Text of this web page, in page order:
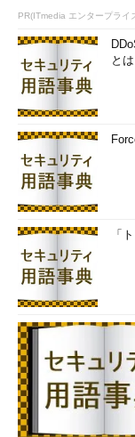
さんに送付する。受
は、Aさんの秘密鍵
んの公開鍵を入手
てしまうことはない
いれば、だれもがA
る。暗号文をやりと
に保管しなければな
なる。
このように公開鍵
ンなネットワークで
有効性が高い。
電子署名実現の仕組
上記で例として述
「盗聴」、そして場
な手段である。
さらに、公開鍵暗
できる。これは、
PR(ITmedia エンタープライ
とは
「